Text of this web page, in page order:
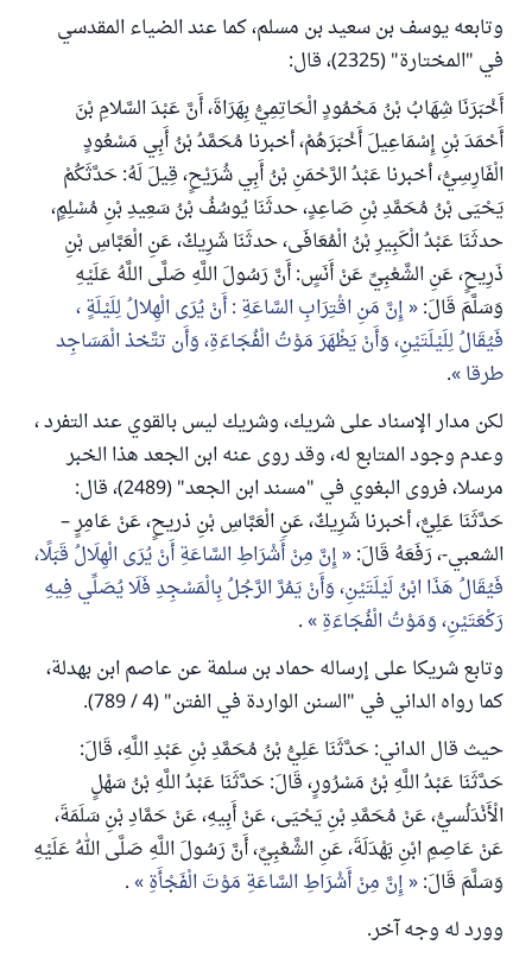
وتابعه يوسف بن سعيد بن مسلم، كما عند الضياء المقدسي
في "المختارة" (2325)، قال:
أَخْبَرَنَا شِهَابُ بْنُ مَحْمُودٍ الْحَاتِمِيُّ بِهَرَاةَ، أَنَّ عَبْدَ السَّلامِ بْنَ
أَحْمَدَ بْنِ إِسْمَاعِيلَ أَخْبَرَهُمْ، أخبرنا مُحَمَّدُ بْنُ أَبِي مَسْعُودٍ
الْفَارِسِيُّ، أخبرنا عَبْدُ الرَّحْمَنِ بْنُ أَبِي شُرَيْحٍ، قِيلَ لَهُ: حَدَّثَكُمْ
يَحْيَى بْنُ مُحَمَّدِ بْنِ صَاعِدٍ، حدثَنَا يُوسُفُ بْنُ سَعِيدِ بْنِ مُسْلِمٍ،
حدثَنَا عَبْدُ الْكَبِيرِ بْنُ الْمُعَافَى، حدثَنَا شَرِيكٌ، عَنِ الْعَبَّاسِ بْنِ
ذَرِيحٍ، عَنِ الشَّعْبِيِّ عَنْ أَنَسٍ: أَنَّ رَسُولَ اللَّهِ صَلَّى اللَّهُ عَلَيْهِ
وَسَلَّمَ قَالَ: إِنَّ مَنِ اقْتِرَابِ السَّاعَةِ : أَنْ يُرَى الْهِلالُ لِلَيْلَةٍ ،
فَيُقَالُ لِلَيْلَتَيْنِ، وَأَنْ يَظْهَرَ مَوْتُ الْفُجَاءَةِ، وَأَن تتَّخذ الْمَسَاجِد
طرقا .
لكن مدار الإسناد على شريك، وشريك ليس بالقوي عند التفرد ،
وعدم وجود المتابع له، وقد روى عنه ابن الجعد هذا الخبر
مرسلا، فروى البغوي في "مسند ابن الجعد" (2489)، قال:
حَدَّثَنَا عَلِيٌّ، أخبرنا شَرِيكٌ، عَنِ الْعَبَّاسِ بْنِ ذريحٍ، عَنْ عَامِرٍ –
الشعبي-، رَفَعَهُ قَالَ: إِنَّ مِنْ أَشْرَاطِ السَّاعَةِ أَنْ يُرَى الْهِلَالُ قَبَلًا،
فَيُقَالُ هَذَا ابْنُ لَيْلَتَيْنِ، وَأَنْ يَمُرَّ الرَّجُلُ بِالْمَسْجِدِ فَلَا يُصَلِّي فِيهِ
رَكْعَتَيْنِ، وَمَوْتُ الْفُجَاءَةِ .
وتابع شريكا على إرساله حماد بن سلمة عن عاصم ابن بهدلة،
كما رواه الداني في "السنن الواردة في الفتن" (4 / 789).
حيث قال الداني: حَدَّثَنَا عَلِيُّ بْنُ مُحَمَّدِ بْنِ عَبْدِ اللَّهِ، قَالَ:
حَدَّثَنَا عَبْدُ اللَّهِ بْنُ مَسْرُورٍ، قَالَ: حَدَّثَنَا عَبْدُ اللَّهِ بْنُ سَهْلٍ
الْأَنْدَلُسيُّ، عَنْ مُحَمَّدِ بْنِ يَحْيَى، عَنْ أَبِيهِ، عَنْ حَمَّادِ بْنِ سَلَمَةَ،
عَنْ عَاصِمِ ابْنِ بَهْدَلَةَ، عَنِ الشَّعْبِيِّ، أَنَّ رَسُولَ اللَّهِ صَلَّى اللهُ عَلَيْهِ
وَسَلَّمَ قَالَ: إِنَّ مِنْ أَشْرَاطِ السَّاعَةِ مَوْتَ الْفَجْأَةِ .
وورد له وجه آخر.